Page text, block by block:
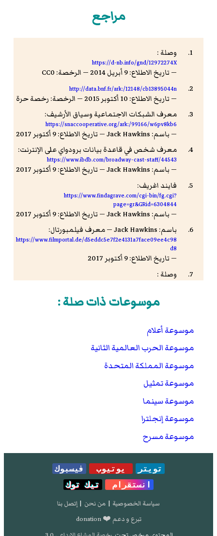
مراجع
وصلة :
https://d-nb.info/gnd/12972274X
— تاريخ الاطلاع: 9 أبريل 2014 — الرخصة: CC0
http://data.bnf.fr/ark:/12148/cb13895044n
— تاريخ الاطلاع: 10 أكتوبر 2015 — الرخصة: رخصة حرة
معرف الشبكات الاجتماعية وسياق الأرشيف:
https://snaccooperative.org/ark:/99166/w6pv8kb6
— باسم: Jack Hawkins — تاريخ الاطلاع: 9 أكتوبر 2017
معرف شخص في قاعدة بيانات برودواي على الإنترنت:
https://www.ibdb.com/broadway-cast-staff/44543
— باسم: Jack Hawkins — تاريخ الاطلاع: 9 أكتوبر 2017
فايند اغريف:
https://www.findagrave.com/cgi-bin/fg.cgi?
page=gr&GRid=6304844
— باسم: Jack Hawkins — تاريخ الاطلاع: 9 أكتوبر 2017
باسم: Jack Hawkins — معرف فيلمبورتال:
https://www.filmportal.de/d5eddc5e7f2e4131a7face09ee4c98
d8
— تاريخ الاطلاع: 9 أكتوبر 2017
وصلة :
"معرف ملف استنادي متكامل"
موسوعات ذات صلة :
موسوعة أعلام
موسوعة الحرب العالمية الثانية
موسوعة المملكة المتحدة
موسوعة تمثيل
موسوعة سينما
موسوعة إنجلترا
موسوعة مسرح
تويتر يوتيوب
فيسبوك
انستقرام
تيك توك
سياسة الخصوصية | من نحن | إتصل بنا
تبرع و دعم ❤️ donation